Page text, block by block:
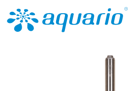
Перейти к основному содержанию